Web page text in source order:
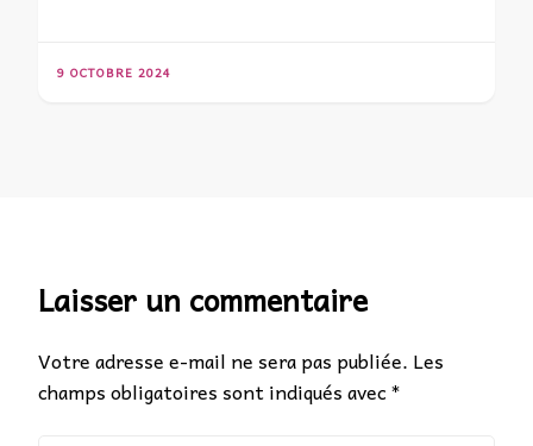
9 OCTOBRE 2024
Laisser un commentaire
Votre adresse e-mail ne sera pas publiée. Les
champs obligatoires sont indiqués avec*